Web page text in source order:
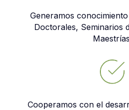
Generamos
Doctorales, Seminarios
Cooperamos con el